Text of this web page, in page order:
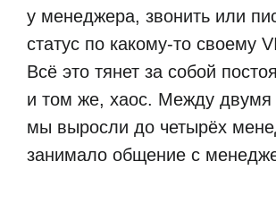
у менеджера, звонить или
статус по какому-то своему
Всё это тянет за собой
и том же, хаос. Между
мы выросли до четырёх
занимало общение с